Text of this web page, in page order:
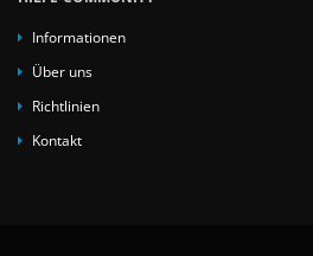
Informationen
Über uns
Richtlinien
Kontakt